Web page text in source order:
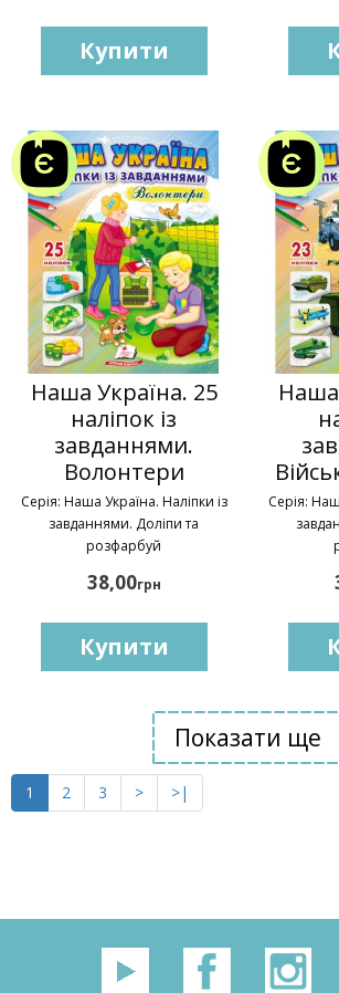
Купити
Наша Україна. 25
наліпок із
завданнями.
Волонтери
Серія: Наша Україна. Наліпки із
завданнями. Доліпи та
розфарбуй
38,00грн
Купити
Наша
Серія:
Показати ще
1 2 3 > >|